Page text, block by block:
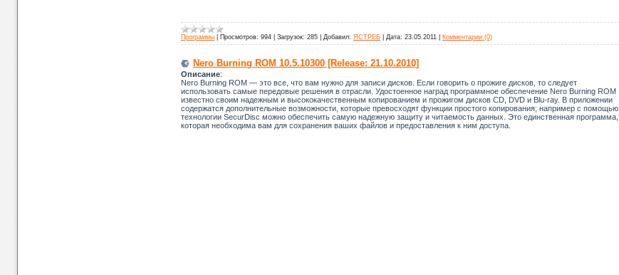
Программы Просмотров: 994 Загрузок: 285 Добавил: ЯСТРЕБ Дата: 23.05.2011 Комментарии (0)
Nero Burning ROM 10.5.10300 [Release: 21.10.2010]
Описание:
Nero Burning ROM — это все, что вам нужно для записи дисков. Если говорить о прожиге дисков, то следует
использовать самые передовые решения в отрасли. Удостоенное наград программное обеспечение Nero Burning ROM
известно своим надежным и высококачественным копированием и прожигом дисков CD, DVD и Blu-ray. В приложении
содержатся дополнительные возможности, которые превосходят функции простого копирования; например с помощью
технологии SecurDisc можно обеспечить самую надежную защиту и читаемость данных. Это единственная программа,
которая необходима вам для сохранения ваших файлов и предоставления к ним доступа.